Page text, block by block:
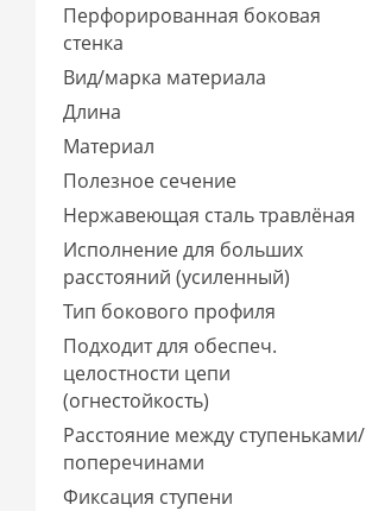
Перфорированная боковая
стенка
Вид/марка материала
Длина
Материал
Полезное сечение
Нержавеющая сталь травлёная
Исполнение для больших
расстояний (усиленный)
Тип бокового профиля
Подходит для обеспеч.
целостности цепи
(огнестойкость)
Расстояние между ступеньками/
поперечинами
Фиксация ступени